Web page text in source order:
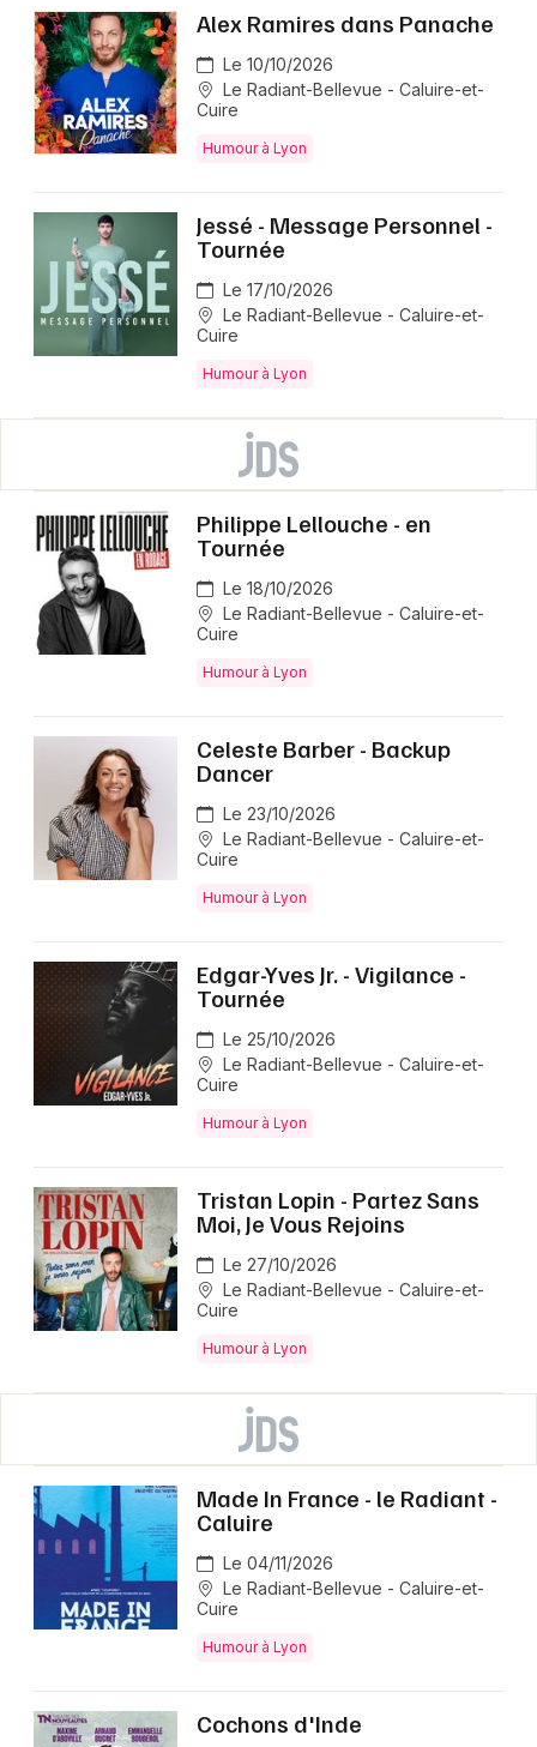
Alex Ramires dans Panache
Le 10/10/2026
Le Radiant-Bellevue - Caluire-et-
Cuire
Humour à Lyon
Jessé - Message Personnel -
Tournée
Le 17/10/2026
Le Radiant-Bellevue - Caluire-et-
Cuire
Humour à Lyon
Philippe Lellouche - en
Tournée
Le 18/10/2026
Le Radiant-Bellevue - Caluire-et-
Cuire
Humour à Lyon
Celeste Barber - Backup
Dancer
Le 23/10/2026
Le Radiant-Bellevue - Caluire-et-
Cuire
Humour à Lyon
Edgar-Yves Jr. - Vigilance -
Tournée
Le 25/10/2026
Le Radiant-Bellevue - Caluire-et-
Cuire
Humour à Lyon
Tristan Lopin - Partez Sans
Moi, Je Vous Rejoins
Le 27/10/2026
Le Radiant-Bellevue - Caluire-et-
Cuire
Humour à Lyon
Made In France - le Radiant -
Caluire
Le 04/11/2026
Le Radiant-Bellevue - Caluire-et-
Cuire
Humour à Lyon
Cochons d'Inde